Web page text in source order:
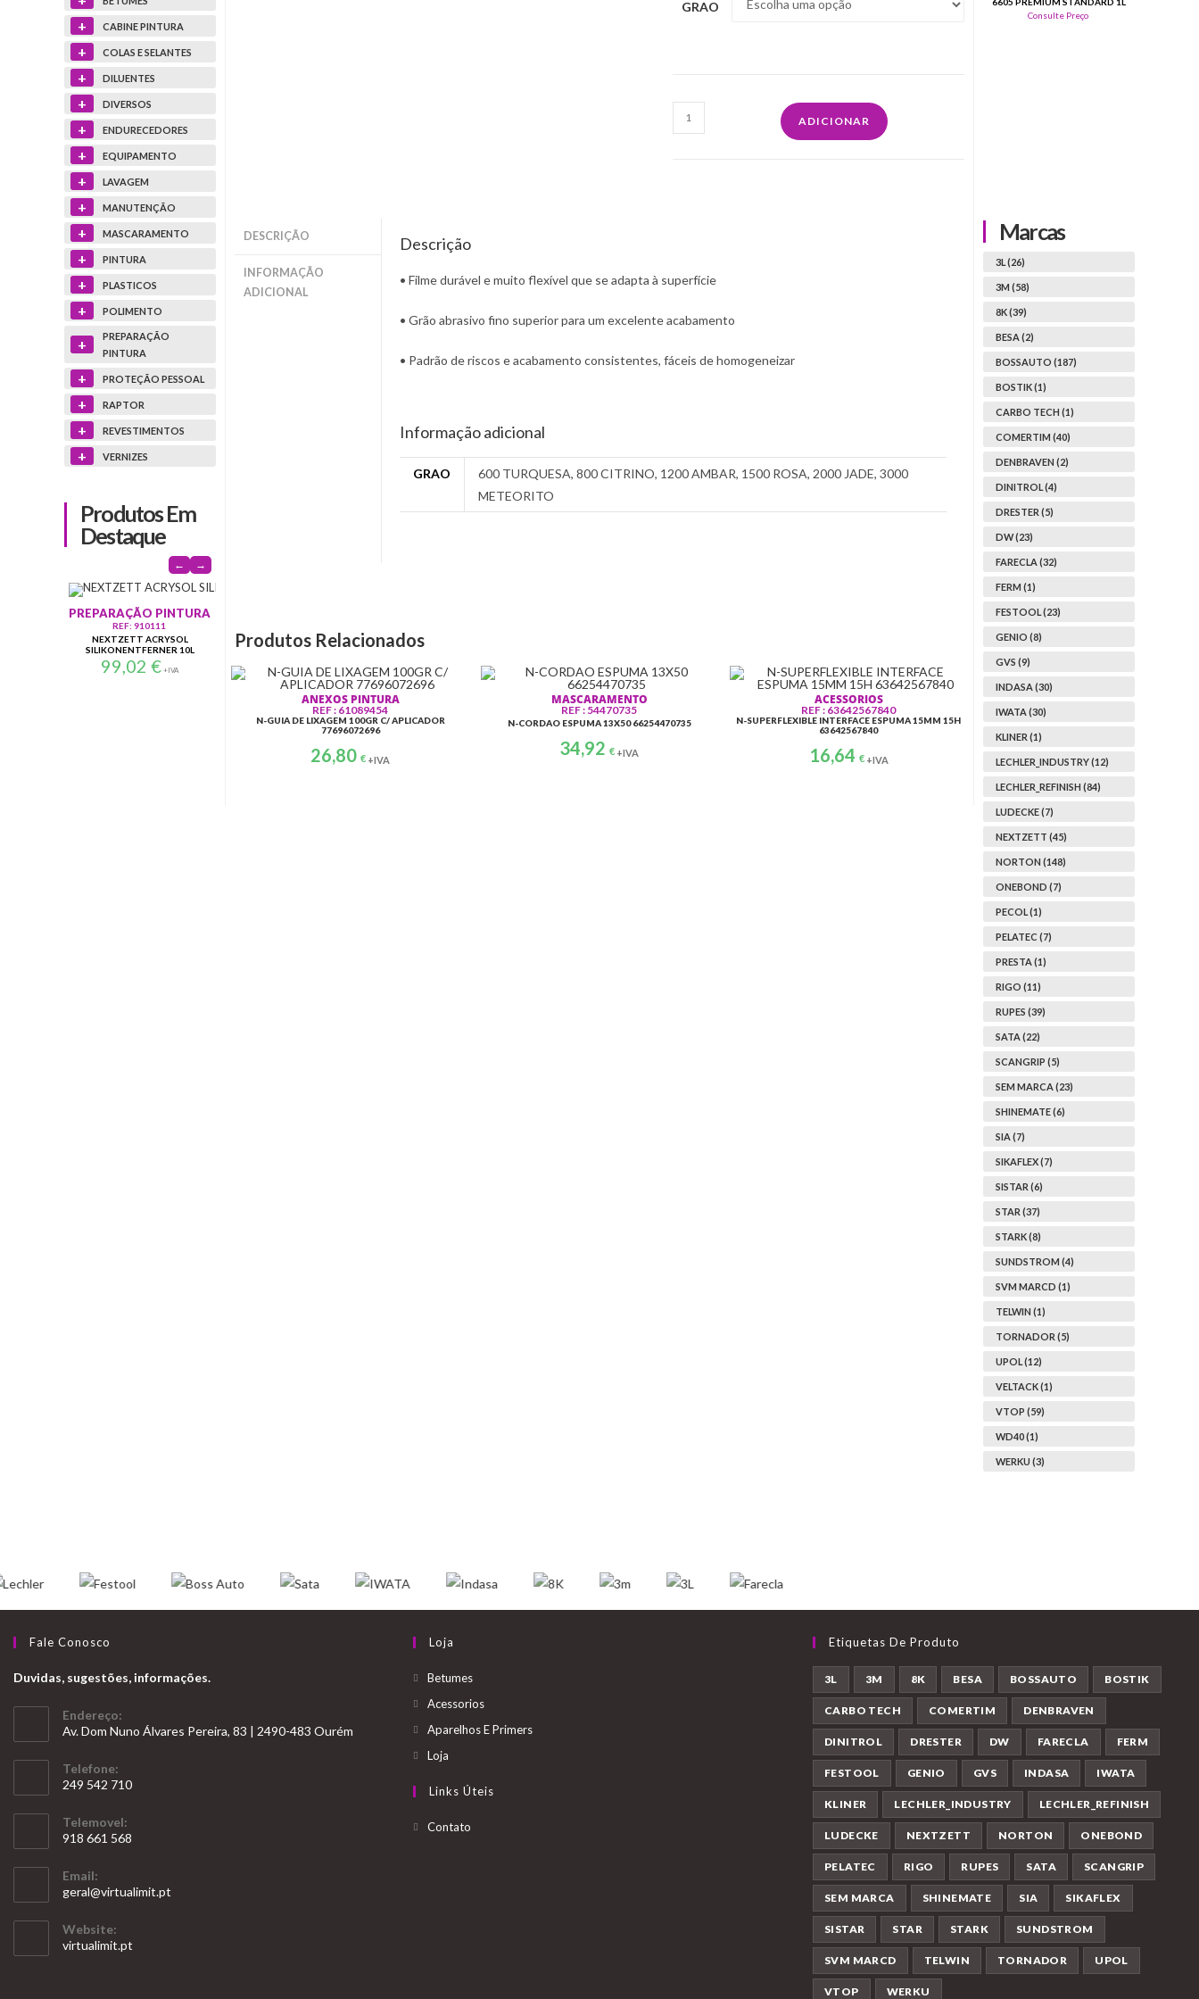
GRAO
Quantidade
de
ADICIONAR
DESCRIÇÃO
INFORMAÇÃO
ADICIONAL
Descrição
• Filme durável e muito flexível que se adapta à superfície
• Grão abrasivo fino superior para um excelente acabamento
• Padrão de riscos e acabamento consistentes, fáceis de homogeneizar
Informação adicional
GRAO
600 TURQUESA, 800 CITRINO, 1200 AMBAR, 1500 ROSA, 2000 JADE, 3000
METEORITO
Produtos Relacionados
ANEXOS PINTURA
REF : 61089454
N-GUIA DE LIXAGEM 100GR C/ APLICADOR
77696072696
26,80€ +IVA
MASCARAMENTO
REF : 54470735
N-CORDAO ESPUMA 13X50 66254470735
34,92€ +IVA
ACESSORIOS
REF : 63642567840
N-SUPERFLEXIBLE INTERFACE ESPUMA 15MM 15H
63642567840
16,64 € +IVA
+ CABINE PINTURA
+ COLAS E SELANTES
+ DILUENTES
+ DIVERSOS
+ ENDURECEDORES
+ EQUIPAMENTO
+ LAVAGEM
+ MANUTENÇÃO
+ MASCARAMENTO
+ PINTURA
+ PLASTICOS
+ POLIMENTO
+
PREPARAÇÃO
PINTURA
+ PROTEÇÃO PESSOAL
+ RAPTOR
+ REVESTIMENTOS
+ VERNIZES
Produtos Em
Destaque
PREPARAÇÃO PINTURA
REF: 910111
NEXTZETT ACRYSOL
SILIKONENTFERNER 10L
91011115 DESENGORDUR.
99,02 € +IVA
MASK?N?UP 15MM X 10M
13,12€ 7,41
← →
Consulte Preço
Marcas
3L (26)
3M (58)
8K (39)
BESA (2)
BOSSAUTO (187)
BOSTIK (1)
CARBO TECH (1)
COMERTIM (40)
DENBRAVEN (2)
DINITROL (4)
DRESTER (5)
DW (23)
FARECLA (32)
FERM (1)
FESTOOL (23)
GENIO (8)
GVS (9)
INDASA (30)
IWATA (30)
KLINER (1)
LECHLER_INDUSTRY (12)
LECHLER_REFINISH (84)
LUDECKE (7)
NEXTZETT (45)
NORTON (148)
ONEBOND (7)
PECOL (1)
PELATEC (7)
PRESTA (1)
RIGO (11)
RUPES (39)
SATA (22)
SCANGRIP (5)
SEM MARCA (23)
SHINEMATE (6)
SIA (7)
SIKAFLEX (7)
SISTAR (6)
STAR (37)
STARK (8)
SUNDSTROM (4)
SVM MARCD (1)
TELWIN (1)
TORNADOR (5)
UPOL (12)
VELTACK (1)
VTOP (59)
WD40 (1)
WERKU (3)
Fale Conosco
Duvidas, sugestões, informações.
Endereço:
Av. Dom Nuno Álvares Pereira, 83 | 2490-483 Ourém
Telefone:
249 542 710
in
your
application
Telemovel:
918 661 568
in
your
application
Email:
geral@virtualimit.pt
Website:
virtualimit.pt
Loja
Betumes
Acessorios
Aparelhos E Primers
Loja
Links Úteis
ContatoOpens
Etiquetas De Produto
3L 3M 8K BESA BOSSAUTO BOSTIK
CARBO TECH COMERTIM DENBRAVEN
DINITROL DRESTER DW FARECLA FERM
FESTOOL GENIO GVS INDASA IWATA
KLINER LECHLER_INDUSTRY LECHLER_REFINISH
LUDECKE NEXTZETT NORTON ONEBOND
PELATEC RIGO RUPES SATA SCANGRIP
SEM MARCA SHINEMATE SIA SIKAFLEX
SISTAR STAR STARK SUNDSTROM
SVM MARCD TELWIN TORNADOR UPOL
VTOP WERKU